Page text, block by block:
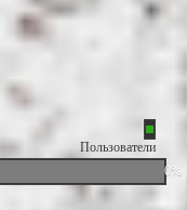
Пользователи
0%